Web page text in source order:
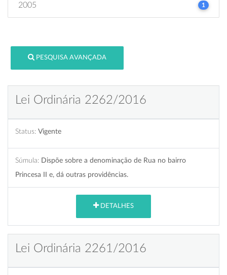
2005 1
PESQUISA AVANÇADA
Lei Ordinária 2262/2016
Status: Vigente
Súmula: Dispõe sobre a denominação de Rua no bairro
Princesa II e, dá outras providências.
DETALHES
Lei Ordinária 2261/2016